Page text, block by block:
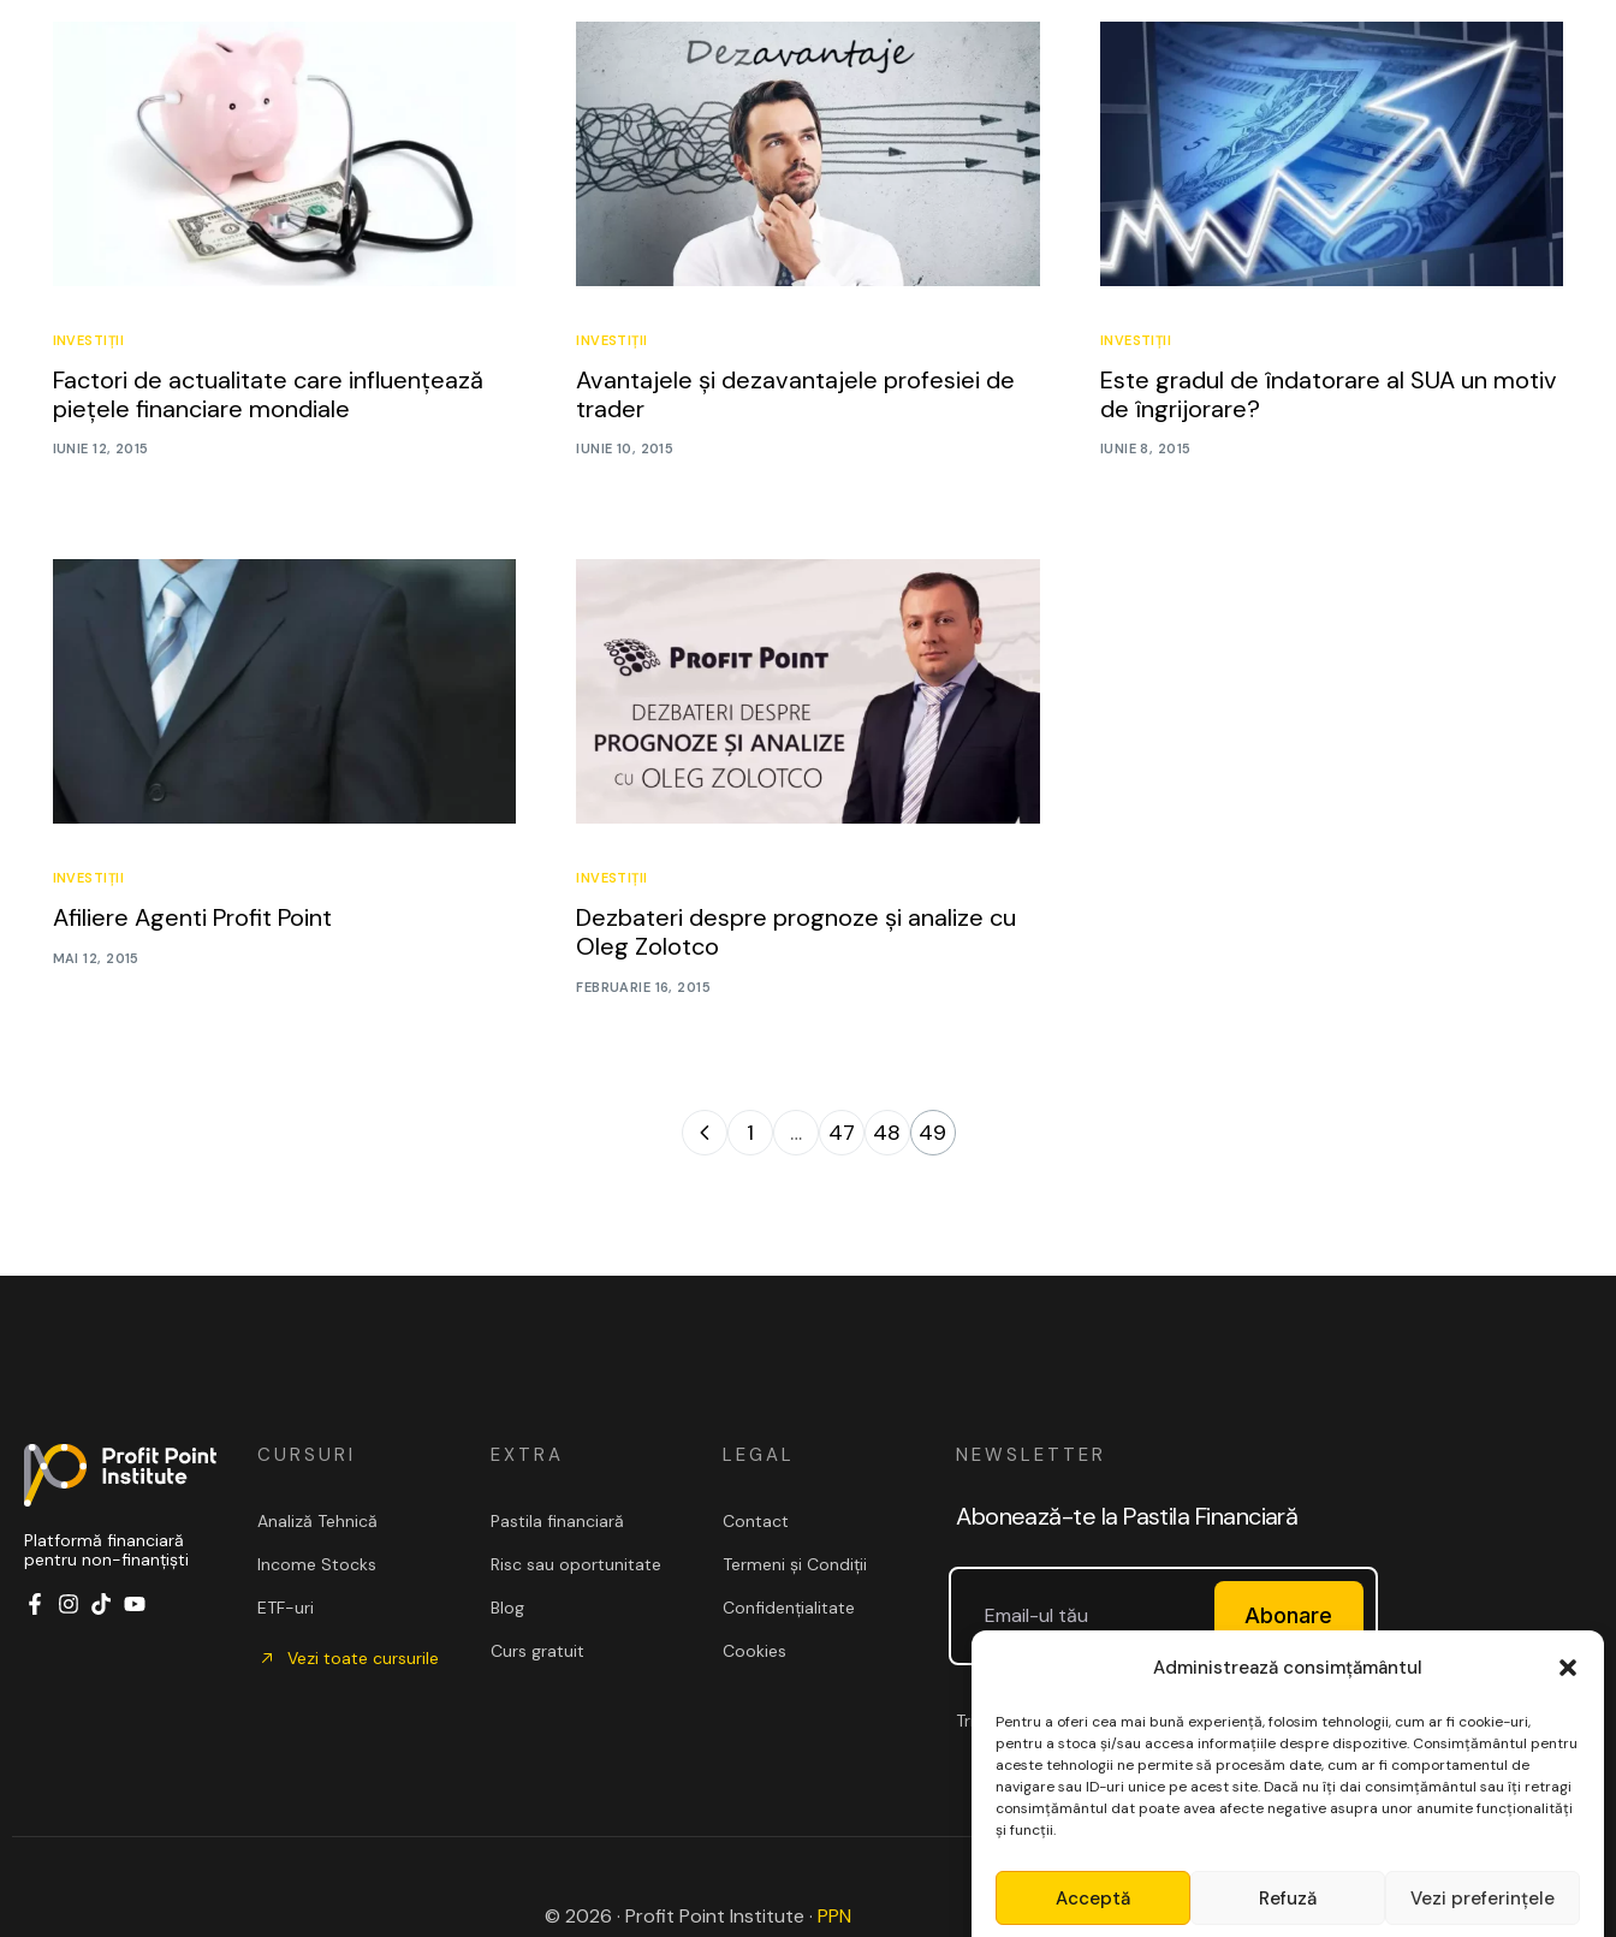
Administrează consimțământul
Pentru a oferi cea mai bună experiență, folosim tehnologii, cum ar fi cookie-uri,
pentru a stoca și/sau accesa informațiile despre dispozitive. Consimțământul pentru
aceste tehnologii ne permite să procesăm date, cum ar fi comportamentul de
navigare sau ID-uri unice pe acest site. Dacă nu îți dai consimțământul sau îți retragi
consimțământul dat poate avea afecte negative asupra unor anumite funcționalități
și funcții.
Acceptă Refuză Vezi preferințele
INVESTIȚII
Factori de actualitate care influențează
piețele financiare mondiale
IUNIE 12, 2015
INVESTIȚII
Avantajele și dezavantajele profesiei de
trader
IUNIE 10, 2015
INVESTIȚII
Este gradul de îndatorare al SUA un motiv
de îngrijorare?
IUNIE 8, 2015
INVESTIȚII
Afiliere Agenti Profit Point
MAI 12, 2015
INVESTIȚII
Dezbateri despre prognoze și analize cu
Oleg Zolotco
FEBRUARIE 16, 2015
1 … 47 48 49
Platformă financiară
pentru non-finanțiști
CURSURI
Analiză Tehnică
Income Stocks
ETF-uri
Vezi toate cursurile
EXTRA
Pastila financiară
Risc sau oportunitate
Blog
Curs gratuit
LEGAL
Contact
Termeni și Condiții
Confidențialitate
Cookies
NEWSLETTER
Abonează-te la Pastila Financiară
Abonare
Trimitem doar e-mailuri interesante și relevante.
© 2026 · Profit Point Institute · PPN